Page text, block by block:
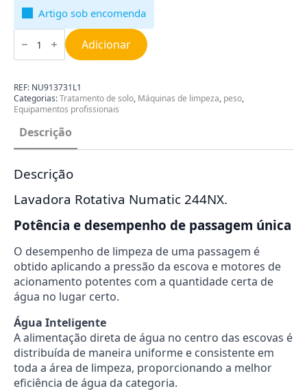
Artigo sob encomenda
Quantidade
de
Lavadora
Rotativa
244NX
NU913731L1
Adicionar
REF: NU913731L1
Categorias:Tratamento de solo, Máquinas de limpeza, peso,
Equipamentos profissionais
Descrição
Descrição
Lavadora Rotativa Numatic 244NX.
Potência e desempenho de passagem única
O desempenho de limpeza de uma passagem é
obtido aplicando a pressão da escova e motores de
acionamento potentes com a quantidade certa de
água no lugar certo.
Água Inteligente
A alimentação direta de água no centro das escovas é
distribuída de maneira uniforme e consistente em
toda a área de limpeza, proporcionando a melhor
eficiência de água da categoria.